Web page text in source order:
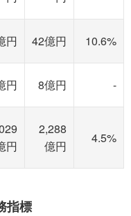
円 42億円 10.6%
円 8億円 -
円
2,288
億円
4.5%
指標